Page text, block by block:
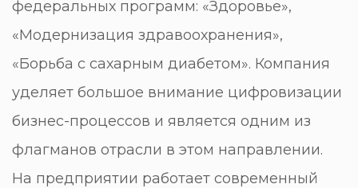
федеральных программ: «Здоровье»,
«Модернизация здравоохранения»,
«Борьба с сахарным диабетом». Компания
уделяет большое внимание цифровизации
бизнес-процессов и является одним из
флагманов отрасли в этом направлении.
На предприятии работает современный